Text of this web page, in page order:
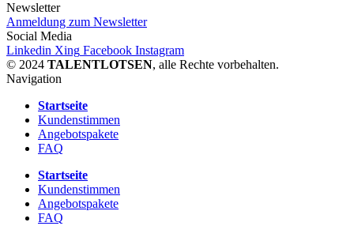
Newsletter
Anmeldung zum Newsletter
Social Media
Linkedin Xing Facebook Instagram
© 2024 TALENTLOTSEN, alle Rechte vorbehalten.
Navigation
Startseite
Kundenstimmen
Angebotspakete
FAQ
Startseite
Kundenstimmen
Angebotspakete
FAQ